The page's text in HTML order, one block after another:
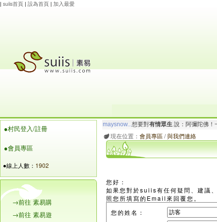
| suiis首頁 | 設為首頁 | 加入最愛
●村民登入/註冊
●會員專區
●線上人數： 1902
→前往 素易購
→前往 素易遊
maysnow...想要對有情眾生 說：阿彌陀佛！
玲瓏虹想要對 有情眾生說：南無大願地藏王
現在位置： 會員專區/與我們連絡
您好：
如果您對於suiis有任何疑問、建議
照您所填寫的Email來回覆您。
您的姓名：